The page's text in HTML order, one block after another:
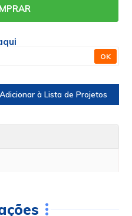
OK
à Lista de Projetos